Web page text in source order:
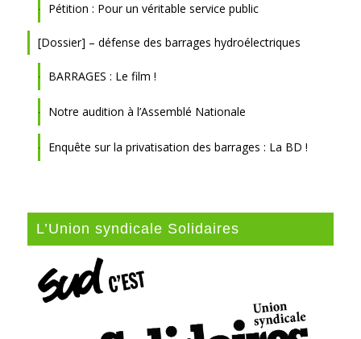
Pétition : Pour un véritable service public
[Dossier] – défense des barrages hydroélectriques
BARRAGES : Le film !
Notre audition à l’Assemblé Nationale
Enquête sur la privatisation des barrages : La BD !
L’Union syndicale Solidaires